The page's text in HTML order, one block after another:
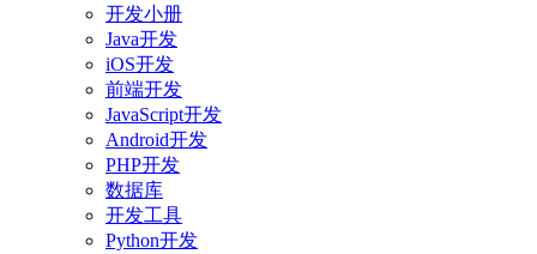
开发小册
Java开发
iOS开发
前端开发
JavaScript开发
Android开发
PHP开发
数据库
开发工具
Python开发